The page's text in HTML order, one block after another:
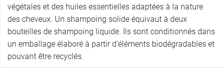
végétales et des huiles essentielles adaptées à la nature
des cheveux. Un shampoing solide équivaut à deux
bouteilles de shampoing liquide. Ils sont conditionnés dans
un emballage élaboré à partir d’éléments biodégradables et
pouvant être recyclés.